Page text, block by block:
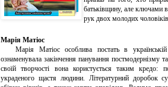
батьківщину, але ключами
рук двох молодих
Марія Матіос
Марія Матіос особлива постать в українській
ознаменувала закінчення панування постмодернізму
своїй творчості вона користується таким
украденого щастя людини. Літературний доробок